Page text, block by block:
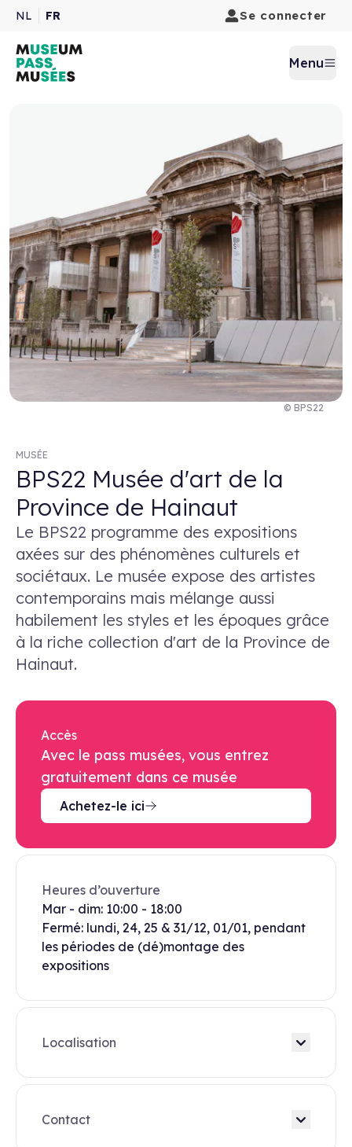
NL FR Se connecter
Menu
© BPS22
MUSÉE
BPS22 Musée d'art de la
Province de Hainaut
Le BPS22 programme des expositions
axées sur des phénomènes culturels et
sociétaux. Le musée expose des artistes
contemporains mais mélange aussi
habilement les styles et les époques grâce
à la riche collection d'art de la Province de
Hainaut.
Heures d’ouverture
Mar - dim: 10:00 - 18:00
Fermé: lundi, 24, 25 & 31/12, 01/01, pendant
les périodes de (dé)montage des
expositions
Localisation
Contact
Accès
Avec le pass musées, vous entrez
gratuitement dans ce musée
Achetez-le ici